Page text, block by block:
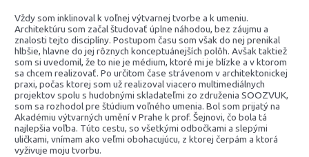
Vždy som inklinoval k voľnej výtvarnej tvorbe a k umeniu.
Architektúru som začal študovať úplne náhodou, bez záujmu a
znalosti tejto disciplíny. Postupom času som však do nej prenikal
hlbšie, hlavne do jej rôznych konceptuánejších polôh. Avšak taktiež
som si uvedomil, že to nie je médium, ktoré mi je blízke a v ktorom
sa chcem realizovať. Po určitom čase strávenom v architektonickej
praxi, počas ktorej som už realizoval viacero multimediálnych
projektov spolu s hudobnými skladateľmi zo združenia SOOZVUK,
som sa rozhodol pre štúdium voľného umenia. Bol som prijatý na
Akadémiu výtvarných umění v Prahe k prof. Šejnovi, čo bola tá
najlepšia voľba. Túto cestu, so všetkými odbočkami a slepými
uličkami, vnímam ako veľmi obohacujúcu, z ktorej čerpám a ktorá
vyživuje moju tvorbu.